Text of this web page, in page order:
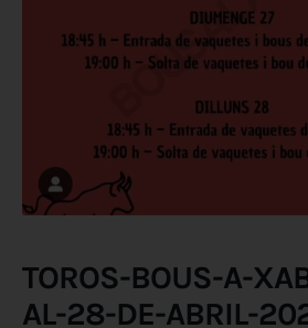
TOROS-BOUS-A-
AL-28-DE-ABRIL-